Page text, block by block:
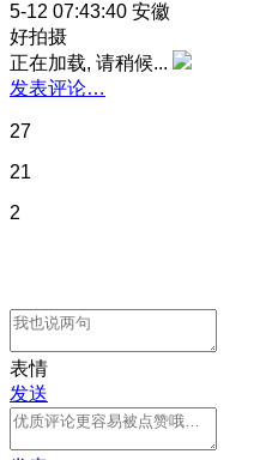
5-12 07:43:40 安徽
好拍摄
正在加载, 请稍候...
发表评论…
27
21
2
表情
发送